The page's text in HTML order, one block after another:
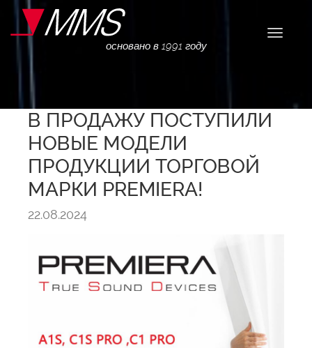
основано в 1991 году
В ПРОДАЖУ ПОСТУПИЛИ
НОВЫЕ МОДЕЛИ
ПРОДУКЦИИ ТОРГОВОЙ
МАРКИ PREMIERA!
22.08.2024